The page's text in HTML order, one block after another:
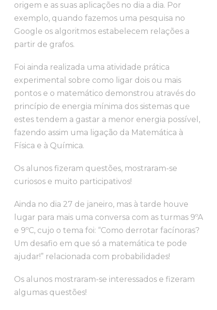
origem e as suas aplicações no dia a dia. Por
exemplo, quando fazemos uma pesquisa no
Google os algoritmos estabelecem relações a
partir de grafos.
Foi ainda realizada uma atividade prática
experimental sobre como ligar dois ou mais
pontos e o matemático demonstrou através do
princípio de energia mínima dos sistemas que
estes tendem a gastar a menor energia possível,
fazendo assim uma ligação da Matemática à
Física e à Química.
Os alunos fizeram questões, mostraram-se
curiosos e muito participativos!
Ainda no dia 27 de janeiro, mas à tarde houve
lugar para mais uma conversa com as turmas 9ºA
e 9ºC, cujo o tema foi: “Como derrotar facínoras?
Um desafio em que só a matemática te pode
ajudar!” relacionada com probabilidades!
Os alunos mostraram-se interessados e fizeram
algumas questões!